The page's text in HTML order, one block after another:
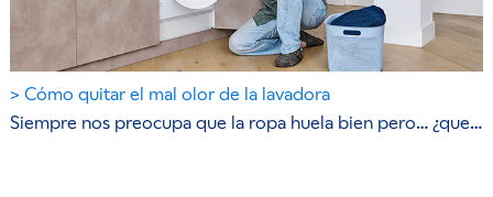
Cómo quitar el mal olor de la lavadora
Siempre nos preocupa que la ropa huela bien pero… ¿que…